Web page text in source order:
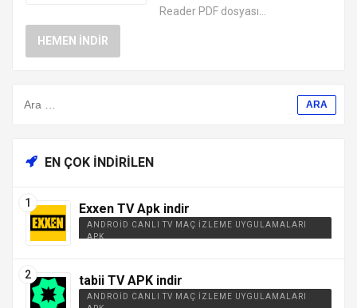
Reader PDF dosyası...
HEMEN İNDIR
EN ÇOK İNDIRILEN
Exxen TV Apk indir
ANDROID CANLI TV MAÇ İZLEME UYGULAMALARI
APK
tabii TV APK indir
ANDROID CANLI TV MAÇ İZLEME UYGULAMALARI